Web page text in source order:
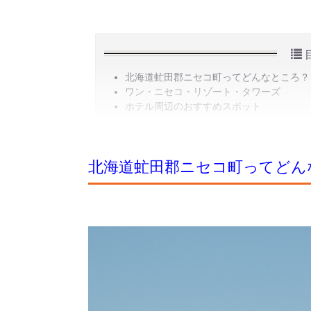
北海道虻田郡ニセコ町ってどんなところ？
ワン・ニセコ・リゾート・タワーズ
ホテル周辺のおすすめスポット
北海道虻田郡ニセコ町ってど